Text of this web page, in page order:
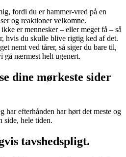
fordi du er hammer-vred på en
og reaktioner velkomne.
er mennesker – eller meget få – så
hvis du skulle blive rigtig ked af det.
nemt ved tårer, så siger du bare til,
gå nærmest helt ugenert.
dine mørkeste sider
har efterhånden har hørt det meste og
side, hele tiden.
tavshedspligt.